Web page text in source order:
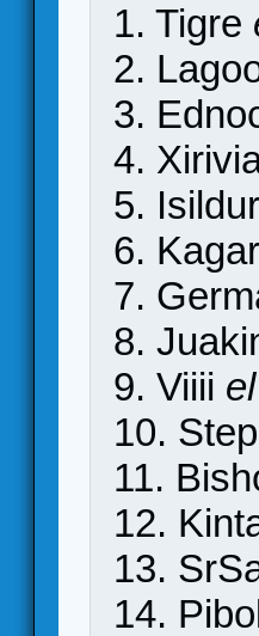
1. Tigre
2.
3.
4.
5. Isildur
6.
7.
8.
9. Viiii
10.
11.
12.
13.
14.